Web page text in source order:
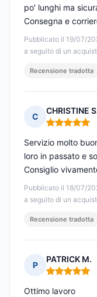
Pubblicato il 19/07/
a seguito di un
po' lunghi ma
Consegna e
Recensione tradotta
C
CHRISTINE
Nota: 5 su 5
Pubblicato il 18/07/
a seguito di un
Servizio molto
loro in passato e
Consiglio
Recensione tradotta
P
PATRICK M.
Nota: 5 su 5
Ottimo lavoro